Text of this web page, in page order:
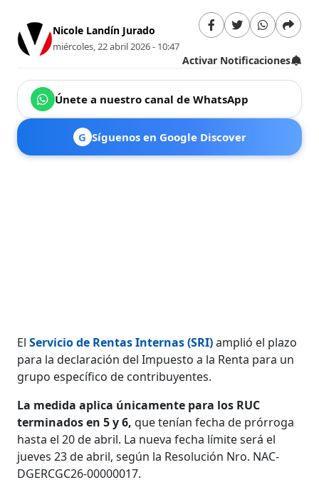
Nicole Landín Jurado
miércoles, 22 abril 2026 - 10:47
Activar Notificaciones
Únete a nuestro canal de WhatsApp
G Síguenos en Google Discover
ElServicio de Rentas Internas (SRI)amplió el plazo
para la declaración del Impuesto a la Renta para un
grupo específico de contribuyentes.
La medida aplica únicamente para los RUC
terminados en 5 y 6,que tenían fecha de prórroga
hasta el 20 de abril. La nueva fecha límite será el
jueves 23 de abril, según la Resolución Nro. NAC-
DGERCGC26-00000017.